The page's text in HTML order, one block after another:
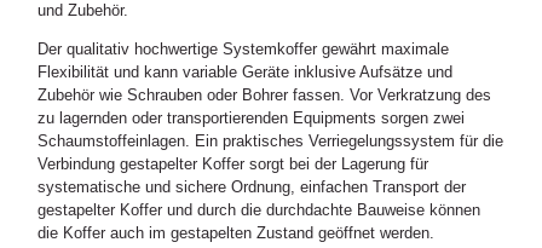
und Zubehör.
Der qualitativ hochwertige Systemkoffer gewährt maximale
Flexibilität und kann variable Geräte inklusive Aufsätze und
Zubehör wie Schrauben oder Bohrer fassen. Vor Verkratzung des
zu lagernden oder transportierenden Equipments sorgen zwei
Schaumstoffeinlagen. Ein praktisches Verriegelungssystem für die
Verbindung gestapelter Koffer sorgt bei der Lagerung für
systematische und sichere Ordnung, einfachen Transport der
gestapelter Koffer und durch die durchdachte Bauweise können
die Koffer auch im gestapelten Zustand geöffnet werden.